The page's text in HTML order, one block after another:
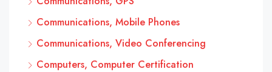
Communications, Mobile Phones
Communications, Video Conferencing
Computers, Computer Certification